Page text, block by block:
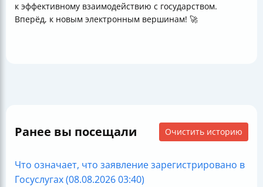
к эффективному взаимодействию с государством.
Вперёд, к новым электронным вершинам! 🚀
Ранее вы посещали Очистить историю
Что означает, что заявление зарегистрировано в
Госуслугах (08.08.2026 03:40)